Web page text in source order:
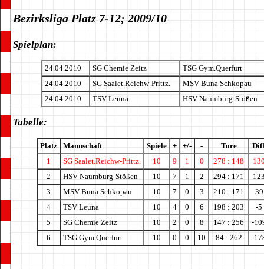
Bezirksliga Platz 7-12; 2009/10
Spielplan:
24.04.2010 SG Chemie Zeitz
TSG Gym.Querfurt
24.04.2010
SG Saalet.Reichw-Prittz.
MSV Buna Schkopau
24.04.2010
TSV Leuna HSV Naumburg-Stößen
Tabelle:
Platz Mannschaft Spiele + +/- - Tore
1
SG Saalet.Reichw-Prittz. 10 9 1 0 278 : 148
2
HSV Naumburg-Stößen 10 7 1 2 294 : 171
3
MSV Buna Schkopau 10 7 0 3 210 : 171
39
4
TSV Leuna 10 4 0 6 198 : 203
-5
5
SG Chemie Zeitz 10 2 0 8 147 : 256
-
6
TSG Gym.Querfurt 10 0 0 10 84 : 262 -